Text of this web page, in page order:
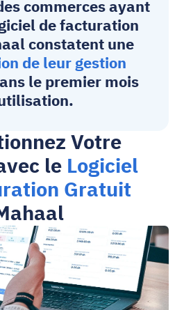
commerces ayant
de facturation
Mahaal constatent une
de leur gestion
le premier mois
Votre
le Logiciel
Gratuit